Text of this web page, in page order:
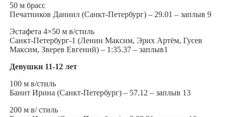
50 м брасс
Печатников Даниил (Санкт-Петербург) – 29.01 – заплыв 9
Эстафета 4×50 м в/стиль
Санкт-Петербург-1 (Ленин Максим, Эрих Артём, Гусев
Максим, Зверев Евгений) – 1:35.37 – заплыв1
Девушки 11-12 лет
100 м в/стиль
Банит Ирина (Санкт-Петербург) – 57.12 – заплыв 13
200 м в/ стиль